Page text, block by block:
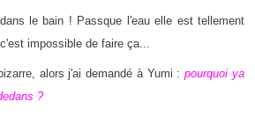
le bain ! Passque l'eau elle est tellement
impossible de faire ça...
alors j'ai demandé à Yumi :pourquoi ya
?